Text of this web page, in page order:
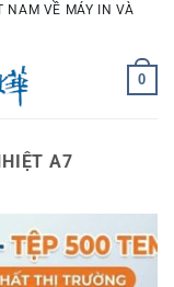
NAM VỀ MÁY IN VÀ
0
A7